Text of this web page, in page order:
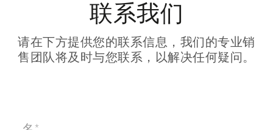
联系我们
请在下方提供您的联系信息，我们的专业销
售团队将及时与您联系，以解决任何疑问。